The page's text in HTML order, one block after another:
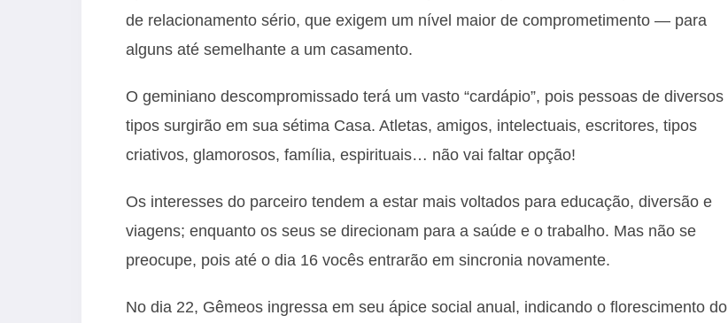
de relacionamento sério, que exigem um nível maior de comprometimento — para
alguns até semelhante a um casamento.
O geminiano descompromissado terá um vasto “cardápio”, pois pessoas de diversos
tipos surgirão em sua sétima Casa. Atletas, amigos, intelectuais, escritores, tipos
criativos, glamorosos, família, espirituais… não vai faltar opção!
Os interesses do parceiro tendem a estar mais voltados para educação, diversão e
viagens; enquanto os seus se direcionam para a saúde e o trabalho. Mas não se
preocupe, pois até o dia 16 vocês entrarão em sincronia novamente.
No dia 22, Gêmeos ingressa em seu ápice social anual, indicando o florescimento do